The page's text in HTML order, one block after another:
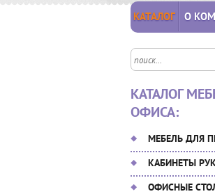
КАТАЛОГ О
КАТАЛОГ
ОФИСА:
МЕБЕЛЬ ДЛЯ
КАБИНЕТЫ
ОФИСНЫЕ